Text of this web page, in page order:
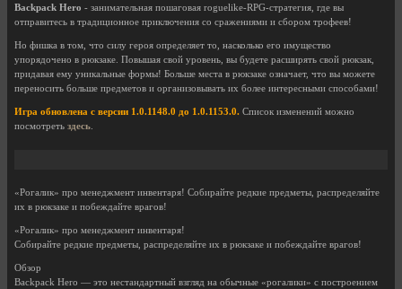
Backpack Hero - занимательная пошаговая roguelike-RPG-стратегия, где вы
отправитесь в традиционное приключения со сражениями и сбором трофеев!
Но фишка в том, что силу героя определяет то, насколько его имущество
упорядочено в рюкзаке. Повышая свой уровень, вы будете расширять свой рюкзак,
придавая ему уникальные формы! Больше места в рюкзаке означает, что вы можете
переносить больше предметов и организовывать их более интересными способами!
Игра обновлена с версии 1.0.1148.0 до 1.0.1153.0. Список изменений можно
посмотреть здесь.
«Рогалик» про менеджмент инвентаря! Собирайте редкие предметы, распределяйте
их в рюкзаке и побеждайте врагов!
«Рогалик» про менеджмент инвентаря!
Собирайте редкие предметы, распределяйте их в рюкзаке и побеждайте врагов!
Обзор
Backpack Hero — это нестандартный взгляд на обычные «рогалики» с построением